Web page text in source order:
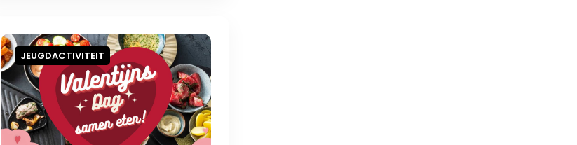
JEUGDACTIVITEIT